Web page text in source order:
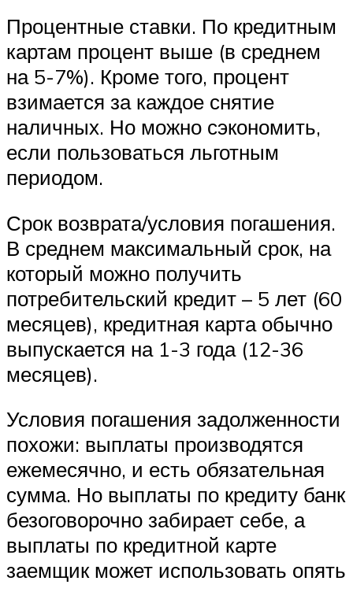
Процентные ставки. По кредитным
картам процент выше (в среднем
на 5-7%). Кроме того, процент
взимается за каждое снятие
наличных. Но можно сэкономить,
если пользоваться льготным
периодом.
Срок возврата/условия погашения.
В среднем максимальный срок, на
который можно получить
потребительский кредит – 5 лет (60
месяцев), кредитная карта обычно
выпускается на 1-3 года (12-36
месяцев).
Условия погашения задолженности
похожи: выплаты производятся
ежемесячно, и есть обязательная
сумма. Но выплаты по кредиту банк
безоговорочно забирает себе, а
выплаты по кредитной карте
заемщик может использовать опять